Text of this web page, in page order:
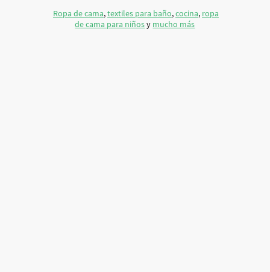
Ropa de cama,textiles para baño,cocina, ropa
de cama para niñosy mucho más